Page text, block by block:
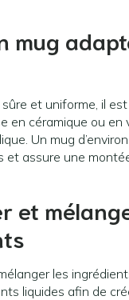
mug
et uniforme, il
en céramique ou en
Un mug
et assure une
et
les
liquides afin de